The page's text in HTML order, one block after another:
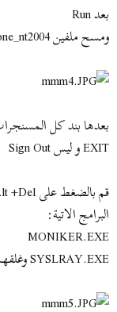
بعد Run
ومسح ملفين realone_nt2004 و realone_nt2003
بعدها بند كل
EXIT و ليس Sign Out
البرامج الاتية:
MONIKER.EXE
SYSLRAY.EXE وغلقهم كما بصوره